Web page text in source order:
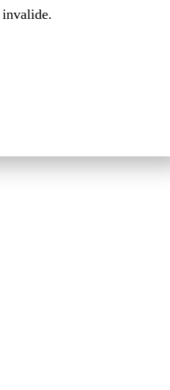
invalide.